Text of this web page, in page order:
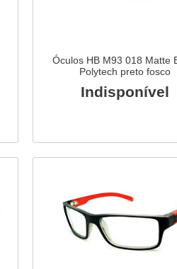
Óculos HB M93 018 Matte
Polytech preto fosco
Indisponível